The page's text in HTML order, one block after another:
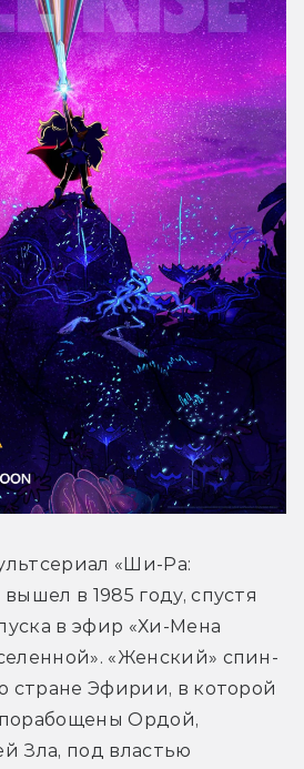
«Ши-Ра:
в 1985 году, спустя
в эфир «Хи-Мена
«Женский» спин-
стране Эфирии, в которой
Ордой,
Зла, под властью